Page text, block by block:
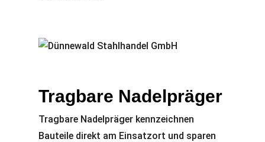
Tragbare Nadelpräger
Tragbare Nadelpräger kennzeichnen
Bauteile direkt am Einsatzort und sparen